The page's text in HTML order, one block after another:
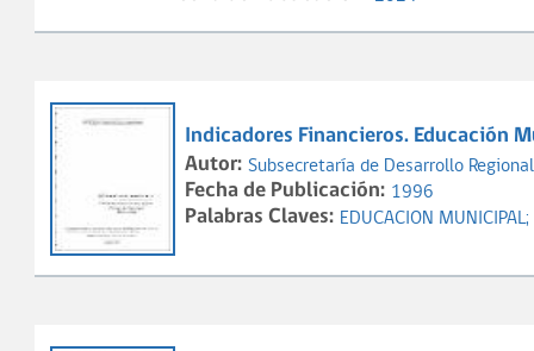
Indicadores Financieros. Educación
Autor: Subsecretaría de Desarrollo
Fecha de Publicación: 1996
Palabras Claves: EDUCACION MUNICIPAL;